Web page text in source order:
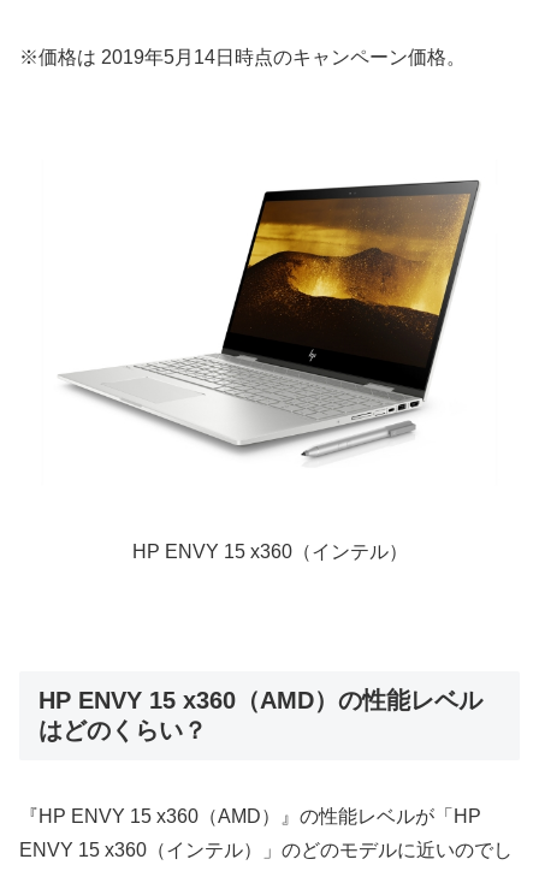
※価格は 2019年5月14日時点のキャンペーン価格。
HP ENVY 15 x360（インテル）
HP ENVY 15 x360（AMD）の性能レベル
はどのくらい？
『HP ENVY 15 x360（AMD）』の性能レベルが「HP
ENVY 15 x360（インテル）」のどのモデルに近いのでし